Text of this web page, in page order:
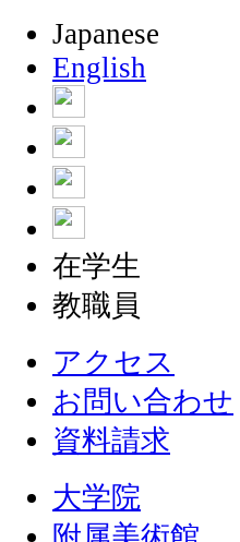
Japanese
English
在学生
教職員
アクセス
お問い合わせ
資料請求
大学院